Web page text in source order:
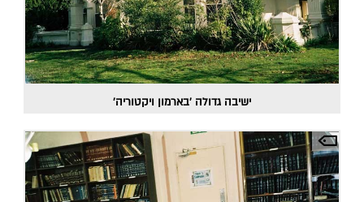
ישיבה גדולה 'בארמון ויקטוריה'